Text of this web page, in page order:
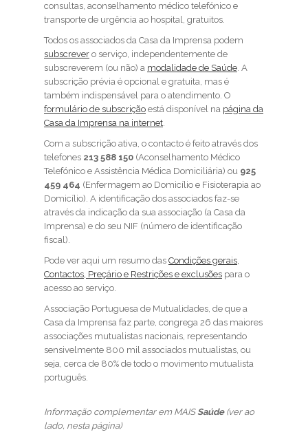
consultas, aconselhamento médico telefónico e
transporte de urgência ao hospital, gratuitos.
Todos os associados da Casa da Imprensa podem
subscrever o serviço, independentemente de
subscreverem (ou não) a modalidade de Saúde. A
subscrição prévia é opcional e gratuita, mas é
também indispensável para o atendimento. O
formulário de subscrição está disponível na página da
Casa da Imprensa na internet.
Com a subscrição ativa, o contacto é feito através dos
telefones 213 588 150 (Aconselhamento Médico
Telefónico e Assistência Médica Domiciliária) ou 925
459 464 (Enfermagem ao Domicílio e Fisioterapia ao
Domicílio). A identificação dos associados faz-se
através da indicação da sua associação (a Casa da
Imprensa) e do seu NIF (número de identificação
fiscal).
Pode ver aqui um resumo das Condições gerais,
Contactos, Preçário e Restrições e exclusões para o
acesso ao serviço.
Associação Portuguesa de Mutualidades, de que a
Casa da Imprensa faz parte, congrega 26 das maiores
associações mutualistas nacionais, representando
sensivelmente 800 mil associados mutualistas, ou
seja, cerca de 80% de todo o movimento mutualista
português.
Informação complementar em MAISSaúde(ver ao
lado, nesta página)